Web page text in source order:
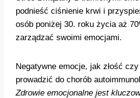
podnieść ciśnienie krwi i
osób poniżej 30. roku życia aż
zarządzać swoimi emocjami.
Negatywne emocje, jak złość
prowadzić do chorób
Zdrowie emocjonalne jest